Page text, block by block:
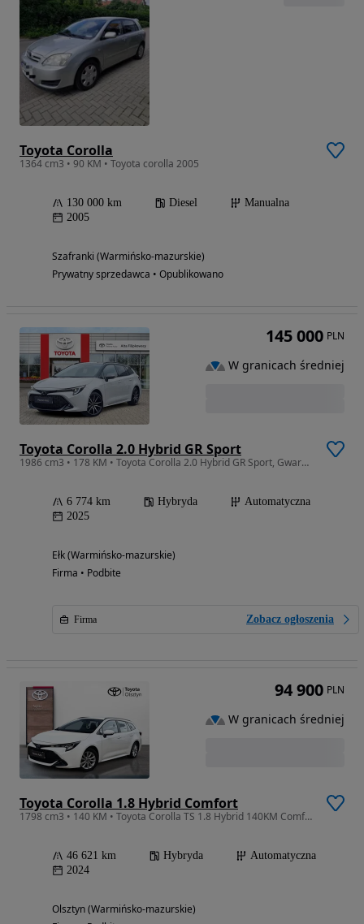
Toyota Corolla
1364 cm3 • 90 KM • Toyota corolla 2005
130 000 km Diesel
Manualna
2005
Szafranki (Warmińsko-mazurskie)
Prywatny sprzedawca • Opublikowano
Toyota Corolla 2.0 Hybrid GR Sport
1986 cm3 • 178 KM • Toyota Corolla 2.0 Hybrid GR Sport, Gwarancja, VAT 23%, 1 właściciel
6 774 km Hybryda
Automatyczna
2025
Ełk (Warmińsko-mazurskie)
Firma • Podbite
Firma Zobacz ogłoszenia
145 000 PLN
W granicach średniej
Toyota Corolla 1.8 Hybrid Comfort
1798 cm3 • 140 KM • Toyota Corolla TS 1.8 Hybrid 140KM Comfort
46 621 km Hybryda
Automatyczna
2024
Olsztyn (Warmińsko-mazurskie)
94 900 PLN
W granicach średniej